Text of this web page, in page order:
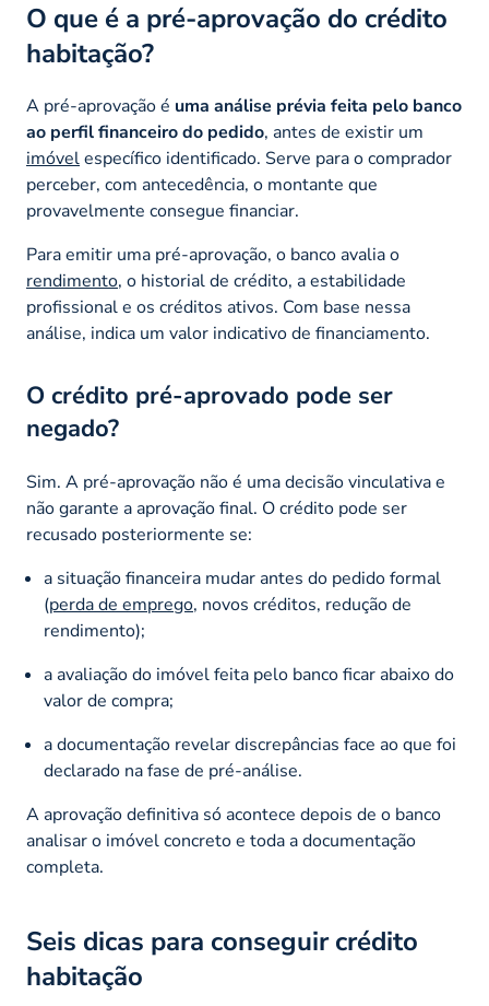
O que é a pré-aprovação do crédito
habitação?
A pré-aprovação é uma análise prévia feita pelo banco
ao perfil financeiro do pedido, antes de existir um
imóvelespecífico identificado. Serve para o comprador
perceber, com antecedência, o montante que
provavelmente consegue financiar.
Para emitir uma pré-aprovação, o banco avalia o
rendimento, o historial de crédito, a estabilidade
profissional e os créditos ativos. Com base nessa
análise, indica um valor indicativo de financiamento.
O crédito pré-aprovado pode ser
negado?
Sim. A pré-aprovação não é uma decisão vinculativa e
não garante a aprovação final. O crédito pode ser
recusado posteriormente se:
a situação financeira mudar antes do pedido formal
(perda de emprego, novos créditos, redução de
rendimento);
a avaliação do imóvel feita pelo banco ficar abaixo do
valor de compra;
a documentação revelar discrepâncias face ao que foi
declarado na fase de pré-análise.
A aprovação definitiva só acontece depois de o banco
analisar o imóvel concreto e toda a documentação
completa.
Seis dicas para conseguir crédito
habitação